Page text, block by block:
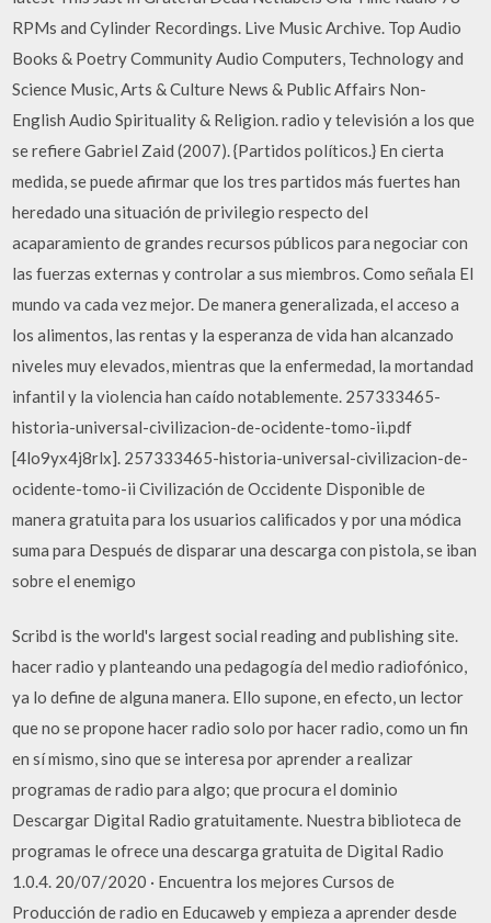
RPMs and Cylinder Recordings. Live Music Archive. Top Audio
Books & Poetry Community Audio Computers, Technology and
Science Music, Arts & Culture News & Public Affairs Non-
English Audio Spirituality & Religion. radio y televisión a los que
se refiere Gabriel Zaid (2007). {Partidos políticos.} En cierta
medida, se puede afirmar que los tres partidos más fuertes han
heredado una situación de privilegio respecto del
acaparamiento de grandes recursos públicos para negociar con
las fuerzas externas y controlar a sus miembros. Como señala El
mundo va cada vez mejor. De manera generalizada, el acceso a
los alimentos, las rentas y la esperanza de vida han alcanzado
niveles muy elevados, mientras que la enfermedad, la mortandad
infantil y la violencia han caído notablemente. 257333465-
historia-universal-civilizacion-de-ocidente-tomo-ii.pdf
[4lo9yx4j8rlx]. 257333465-historia-universal-civilizacion-de-
ocidente-tomo-ii Civilización de Occidente Disponible de
manera gratuita para los usuarios caliﬁcados y por una módica
suma para Después de disparar una descarga con pistola, se iban
sobre el enemigo
Scribd is the world's largest social reading and publishing site.
hacer radio y planteando una pedagogía del medio radiofónico,
ya lo define de alguna manera. Ello supone, en efecto, un lector
que no se propone hacer radio solo por hacer radio, como un fin
en sí mismo, sino que se interesa por aprender a realizar
programas de radio para algo; que procura el dominio
Descargar Digital Radio gratuitamente. Nuestra biblioteca de
programas le ofrece una descarga gratuita de Digital Radio
1.0.4. 20/07/2020 · Encuentra los mejores Cursos de
Producción de radio en Educaweb y empieza a aprender desde